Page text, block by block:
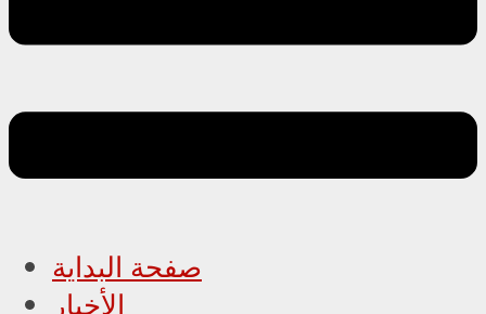
صفحة البداية
الأخبار